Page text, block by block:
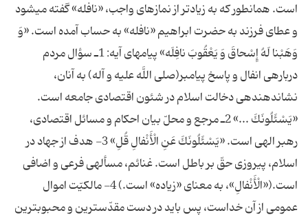
است. همانطور كه به زیادتر از نمازهاى واجب، «نافله» گفته مى‏شود
و عطاى فرزند به حضرت ابراهیم «نافله» به حساب آمده است. «وَ
وَهَبْنا لَهُ إِسْحاقَ وَ یَعْقُوبَ نافِلَه» پیام‏های آیه: 1ـ سؤال مردم
درباره‏ى انفال و پاسخ پیامبر(صلى اللَّه علیه و آله) به آنان،
نشان‏دهنده‏ى دخالت اسلام در شئون اقتصادى جامعه است.
«یَسْئَلُونَكَ ...» 2ـ مرجع و محلّ بیان احكام و مسائل اقتصادى،
رهبر الهى است. «یَسْئَلُونَكَ عَنِ الْأَنْفالِ قُلِ» 3- هدف از جهاد در
اسلام، پیروزى حقّ بر باطل است. غنائم، مسأله‏ى فرعى و اضافى
است.(«الْأَنْفالِ»، به معناى «زیاده» است.) 4- مالكیّت اموال
عمومى از آن خداست، پس باید در دست مقدّس‏ترین و محبوب‏ترین